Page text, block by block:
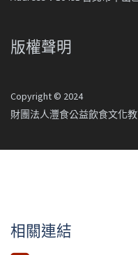
版權聲明
Copyright © 2024
財團法人灃食公益飲食文化
相關連結